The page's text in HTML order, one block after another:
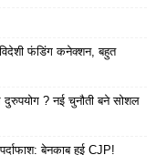
फंडिंग कनेक्शन, बहुत
? नई चुनौती बने सोशल
बेनकाब हुई CJP!